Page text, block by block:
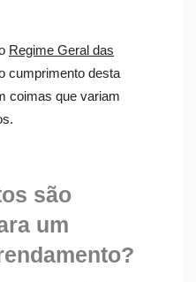
Regime Geral das
cumprimento desta
coimas que variam
são
um